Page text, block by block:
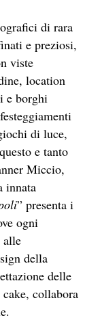
di rara
e preziosi,
viste
location
e borghi
di luce,
e tanto
Miccio,
innata
” presenta i
ogni
alle
della
delle
collabora